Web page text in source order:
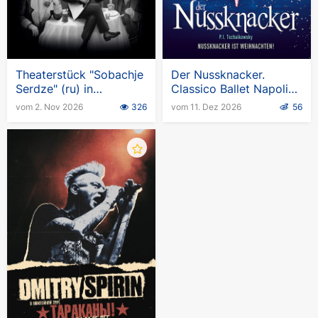
Administrator - Grigory Sazankov
Produziert von ARETE
Theaterstück "Sobachje
Serdze" (ru) in
Deutschland
vom 2. Nov 2026 326
Der Nussknacker.
Classico Ballet Napoli
2026-2027
vom 11. Dez 2026 56